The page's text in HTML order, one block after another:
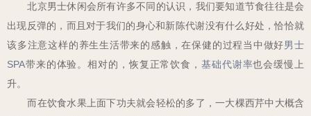
北京男士休闲会所有许多不同的认识，我们要知道节食往往是会
出现反弹的，而且对于我们的身心和新陈代谢没有什么好处，恰恰就
该多注意这样的养生生活带来的感触，在保健的过程当中做好男士
SPA带来的体验。相对的，恢复正常饮食， 基础代谢率也会缓慢上
升。
而在饮食水果上面下功夫就会轻松的多了，一大棵西芹中大概含